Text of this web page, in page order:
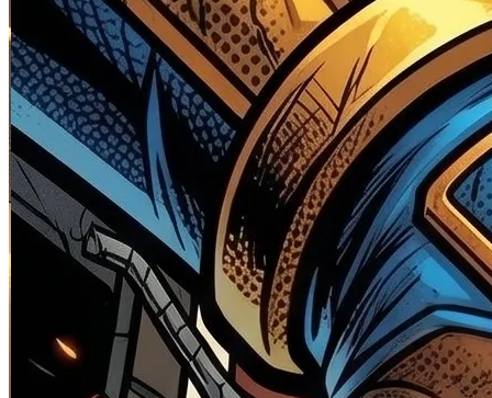
Skip to the beginning of the images gallery